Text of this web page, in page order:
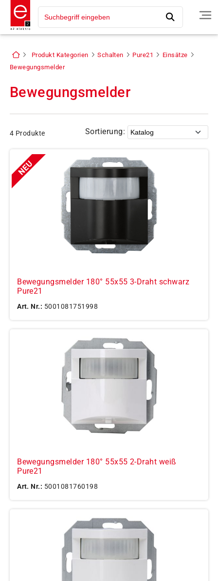
Produkt Kategorien Schalten Pure21
Einsätze
Bewegungsmelder
Bewegungsmelder
4 Produkte Sortierung:
Bewegungsmelder 180° 55x55 3-Draht schwarz
Pure21
Art. Nr.: 5001081751998
Bewegungsmelder 180° 55x55 2-Draht weiß
Pure21
Art. Nr.: 5001081760198